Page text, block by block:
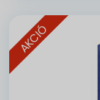
AKCIÓ